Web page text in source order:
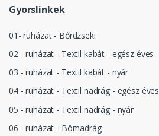
Gyorslinkek
01- ruházat - Bőrdzseki
02 - ruházat - Textil kabát - egész éves
03 - ruházat - Textil kabát - nyár
04 - ruházat - Textil nadrág - egész éves
05 - ruházat - Textil nadrág - nyár
06 - ruházat - Börnadrág